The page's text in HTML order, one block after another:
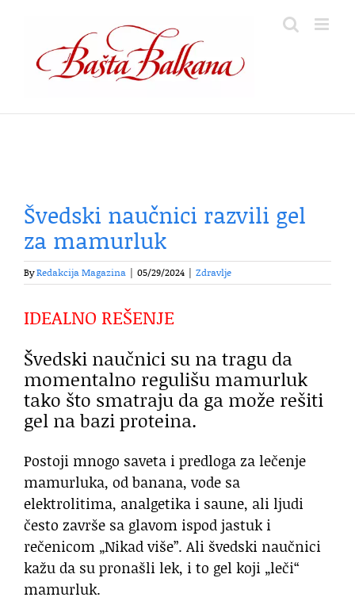
content
Švedski naučnici razvili gel
za mamurluk
ByRedakcija Magazina 05/29/2024 Zdravlje
IDEALNO REŠENJE
Švedski naučnici su na tragu da
momentalno regulišu mamurluk
tako što smatraju da ga može rešiti
gel na bazi proteina.
Postoji mnogo saveta i predloga za lečenje
mamurluka, od banana, vode sa
elektrolitima, analgetika i saune, ali ljudi
često završe sa glavom ispod jastuk i
rečenicom „Nikad više”. Ali švedski naučnici
kažu da su pronašli lek, i to gel koji „leči“
mamurluk.